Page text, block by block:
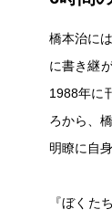
橋本治に
に書き継
1988年に
ろから、
明瞭に自
『ぼくた